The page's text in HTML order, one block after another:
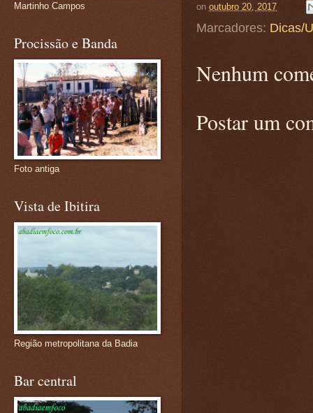
on outubro 20, 2017
Marcadores: Dicas/
Nenhum
Postar um
Martinho Campos
Procissão e Banda
Foto antiga
Vista de Ibitira
Região metropolitana da Badia
Bar central